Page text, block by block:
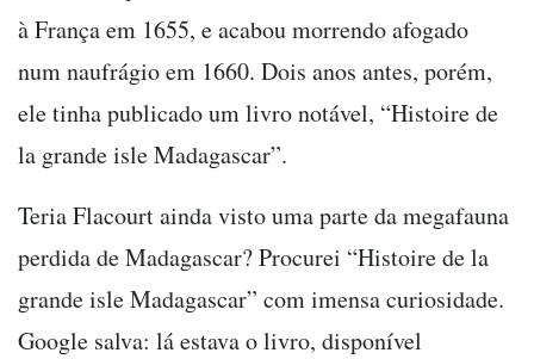
à França em 1655, e acabou morrendo afogado
num naufrágio em 1660. Dois anos antes, porém,
ele tinha publicado um livro notável, “Histoire de
la grande isle Madagascar”.
Teria Flacourt ainda visto uma parte da megafauna
perdida de Madagascar? Procurei “Histoire de la
grande isle Madagascar” com imensa curiosidade.
Google salva: lá estava o livro, disponível